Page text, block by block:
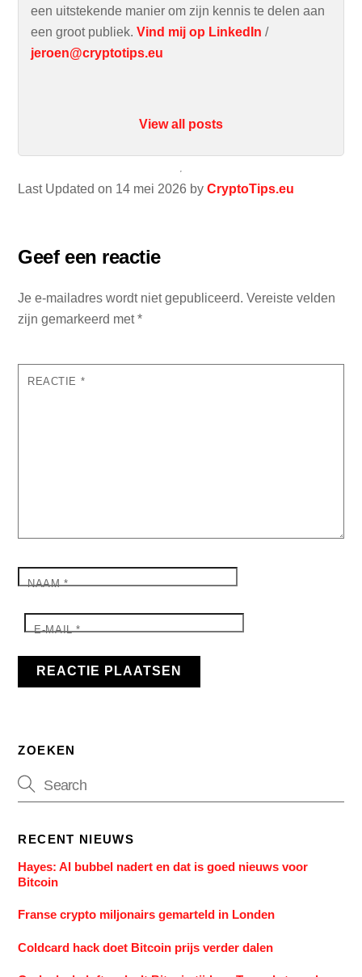
Last Updated on 14 mei 2026 byCryptoTips.eu
een uitstekende manier om zijn kennis te delen aan
een groot publiek.Vind mij op LinkedIn /
jeroen@cryptotips.eu
View all posts
Geef een reactie
Je e-mailadres wordt niet gepubliceerd. Vereiste velden
zijn gemarkeerd met*
REACTIE *
NAAM*
E-MAIL*
ZOEKEN
RECENT NIEUWS
Hayes: AI bubbel nadert en dat is goed nieuws voor
Bitcoin
Franse crypto miljonairs gemarteld in Londen
Coldcard hack doet Bitcoin prijs verder dalen